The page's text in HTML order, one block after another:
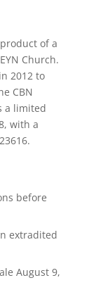
of a
Church.
2012 to
CBN
a limited
with a
before
extradited
August 9,